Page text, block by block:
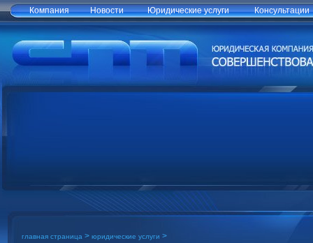
Компания Новости Юридические услуги Консультации
главная страница > юридические услуги >